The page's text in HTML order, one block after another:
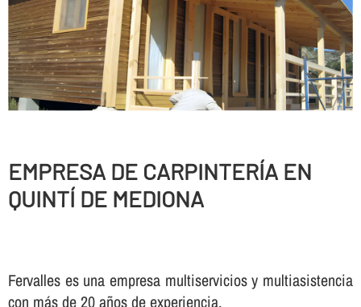
EMPRESA DE CARPINTERÍ­A EN
QUINTÍ DE MEDIONA
Fervalles es una empresa multiservicios y multiasistencia
con más de 20 años de experiencia.